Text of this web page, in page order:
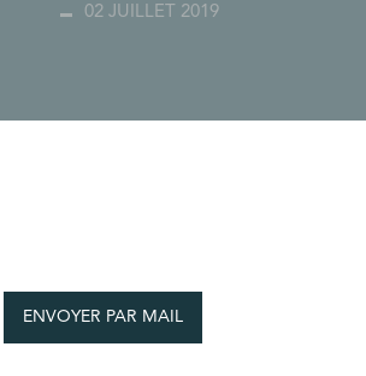
02 JUILLET 2019
ENVOYER PAR MAIL